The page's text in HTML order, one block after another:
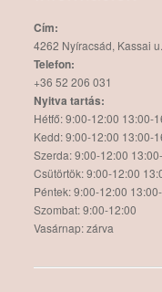
Cím:
4262 Nyíracsád, Kassai
Telefon:
+36 52 206 031
Nyitva tartás:
Hétfő: 9:00-12:00 13:00-
Kedd: 9:00-12:00 13:00-
Szerda: 9:00-12:00
Csütörtök: 9:00-12:00
Péntek: 9:00-12:00
Szombat: 9:00-12:00
Vasárnap: zárva